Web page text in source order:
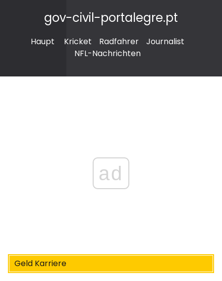
gov-civil-portalegre.pt
Haupt Kricket Radfahrer
Journalist
NFL-Nachrichten
ad
Geld Karriere